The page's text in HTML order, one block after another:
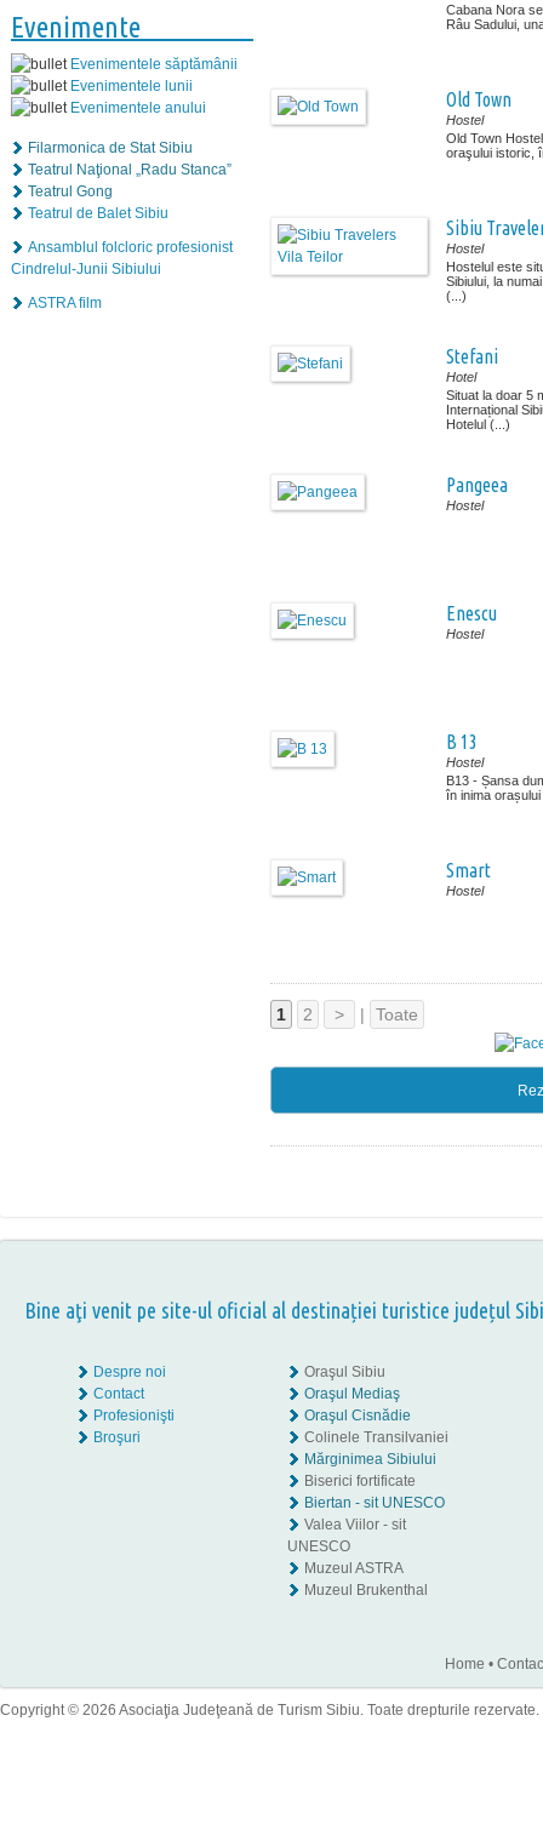
Evenimente
Evenimentele săptămânii
Evenimentele lunii
Evenimentele anului
Filarmonica de Stat Sibiu
Teatrul Naţional „Radu Stanca”
Teatrul Gong
Teatrul de Balet Sibiu
Ansamblul folcloric profesionist
Cindrelul-Junii Sibiului
ASTRA film
Cabana Nora
Râu Sadului,
Old Town
Hostel
Old Town
oraşului istoric,
Sibiu
Hostel
Hostelul este
Sibiului, la
(...)
Stefani
Hotel
Situat la doar 5
Internațional
Hotelul (...)
Pangeea
Hostel
Enescu
Hostel
B 13
Hostel
B13 - Șansa
în inima
Smart
Hostel
1 2 > | Toate
Bine aţi venit pe site-ul oficial al destinației turistice județul
Despre noi
Contact
Profesionişti
Broşuri
Oraşul Sibiu
Oraşul Mediaş
Oraşul Cisnădie
Colinele Transilvaniei
Mărginimea Sibiului
Biserici fortificate
Biertan - sit UNESCO
Valea Viilor - sit
UNESCO
Muzeul ASTRA
Muzeul Brukenthal
Home •
Copyright © 2026 Asociaţia Judeţeană de Turism Sibiu. Toate drepturile rezervate.